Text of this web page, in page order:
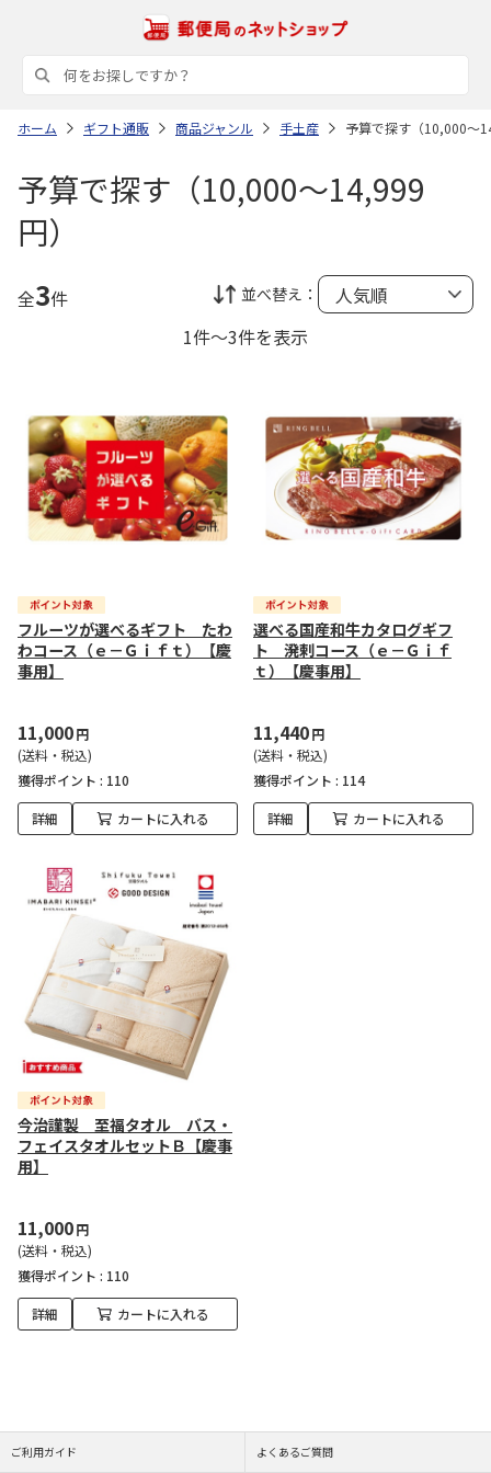
ホーム ギフト通販 商品ジャンル 手土産 予算で探す（10,000～
予算で探す（10,000～14,999
円）
全3件 並べ替え：
1件～3件を表示
フルーツが選べるギフト たわ
わコース（ｅ－Ｇｉｆｔ）【慶
事用】
11,000円
(送料・税込)
獲得ポイント : 110
詳細 カートに入れる
選べる国産和牛カタログギフ
ト 溌剌コース（ｅ－Ｇｉｆ
ｔ）【慶事用】
11,440円
(送料・税込)
獲得ポイント : 114
詳細 カートに入れる
今治謹製 至福タオル バス・
フェイスタオルセットＢ【慶事
用】
11,000円
(送料・税込)
獲得ポイント : 110
詳細 カートに入れる
ご利用ガイド よくあるご質問